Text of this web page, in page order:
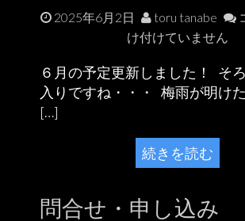
2025年6月2日 toru tanabe
け付けていません
６月の予定更新しました！ そ
入りですね・・・ 梅雨が明け
[…]
続きを読む
問合せ・申し込み